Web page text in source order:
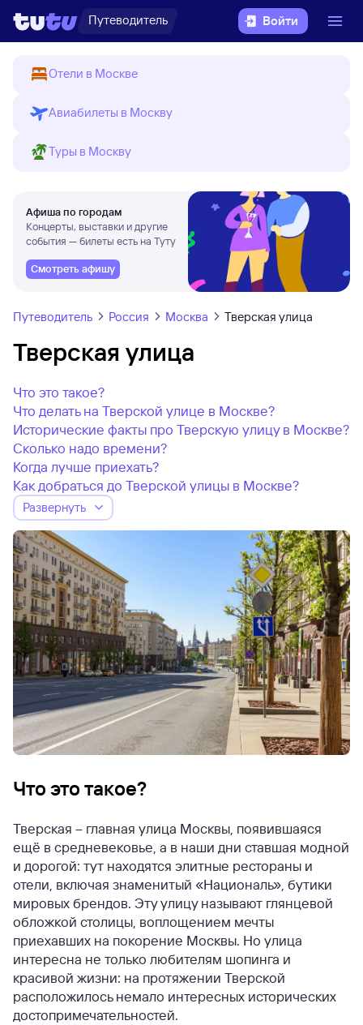
Путеводитель Войти
Отели в Москве
Авиабилеты в Москву
Туры в Москву
Афиша по городам
Концерты, выставки и другие
события — билеты есть на Туту
Смотреть афишу
Путеводитель Россия Москва Тверская улица
Тверская улица
Что это такое?
Что делать на Тверской улице в Москве?
Исторические факты про Тверскую улицу в Москве?
Сколько надо времени?
Когда лучше приехать?
Как добраться до Тверской улицы в Москве?
Развернуть
Что это такое?
Тверская – главная улица Москвы, появившаяся
ещё в средневековье, а в наши дни ставшая модной
и дорогой: тут находятся элитные рестораны и
отели, включая знаменитый «Националь», бутики
мировых брендов. Эту улицу называют глянцевой
обложкой столицы, воплощением мечты
приехавших на покорение Москвы. Но улица
интересна не только любителям шопинга и
красивой жизни: на протяжении Тверской
расположилось немало интересных исторических
достопримечательностей.